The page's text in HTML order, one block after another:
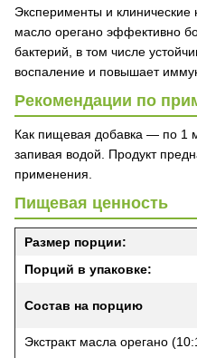
Эксперименты и
масло орегано эффективно
бактерий, в том числе
воспаление и повышает
Рекомендации по
Как пищевая добавка — по 1
запивая водой. Продукт
применения.
Пищевая ценность
Размер порции:
Порций в упаковке:
Состав на порцию
Экстракт масла орегано